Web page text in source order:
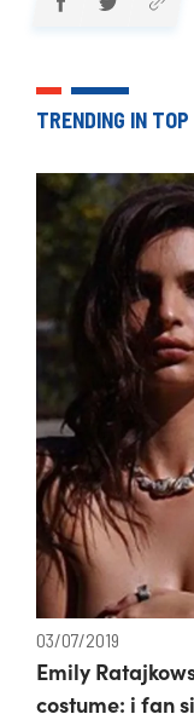
TRENDING IN TOP
03/07/2019
Emily
costume: i fan